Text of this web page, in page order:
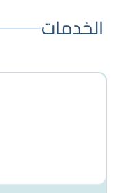
الخدمات